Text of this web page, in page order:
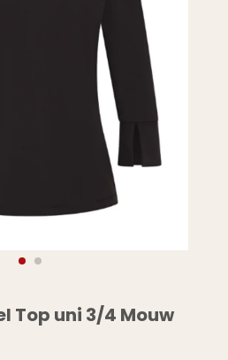
Top uni 3/4 Mouw